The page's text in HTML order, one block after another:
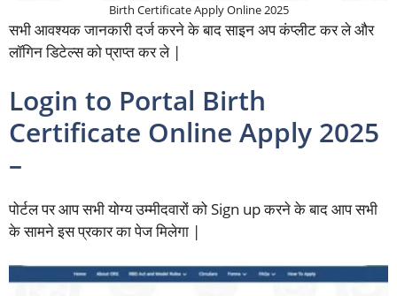
Birth Certificate Apply Online 2025
सभी आवश्यक जानकारी दर्ज करने के बाद साइन अप कंप्लीट कर ले और
लॉगिन डिटेल्स को प्राप्त कर ले |
Login to Portal Birth
Certificate Online Apply 2025
–
पोर्टल पर आप सभी योग्य उम्मीदवारों को Sign up करने के बाद आप सभी
के सामने इस प्रकार का पेज मिलेगा |